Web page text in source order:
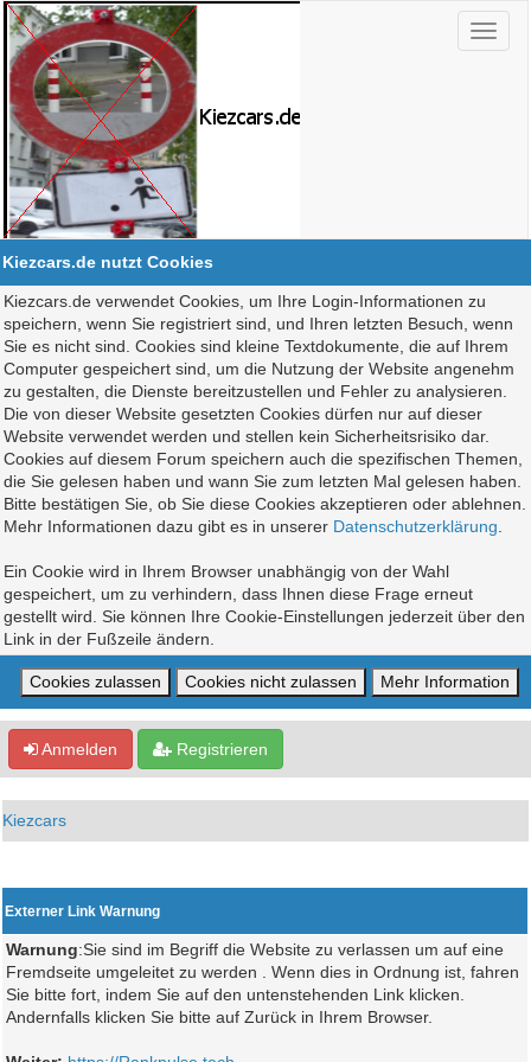
Kiezcars.de nutzt Cookies
Kiezcars.de verwendet Cookies, um Ihre Login-Informationen zu
speichern, wenn Sie registriert sind, und Ihren letzten Besuch, wenn
Sie es nicht sind. Cookies sind kleine Textdokumente, die auf Ihrem
Computer gespeichert sind, um die Nutzung der Website angenehm
zu gestalten, die Dienste bereitzustellen und Fehler zu analysieren.
Die von dieser Website gesetzten Cookies dürfen nur auf dieser
Website verwendet werden und stellen kein Sicherheitsrisiko dar.
Cookies auf diesem Forum speichern auch die spezifischen Themen,
die Sie gelesen haben und wann Sie zum letzten Mal gelesen haben.
Bitte bestätigen Sie, ob Sie diese Cookies akzeptieren oder ablehnen.
Mehr Informationen dazu gibt es in unserer Datenschutzerklärung
Ein Cookie wird in Ihrem Browser unabhängig von der Wahl
gespeichert, um zu verhindern, dass Ihnen diese Frage erneut
gestellt wird. Sie können Ihre Cookie-Einstellungen jederzeit über den
Link in der Fußzeile ändern.
Anmelden Registrieren
Kiezcars
Externer Link Warnung
Warnung:Sie sind im Begriff die Website zu verlassen um auf eine
Fremdseite umgeleitet zu werden . Wenn dies in Ordnung ist, fahren
Sie bitte fort, indem Sie auf den untenstehenden Link klicken.
Andernfalls klicken Sie bitte auf Zurück in Ihrem Browser.